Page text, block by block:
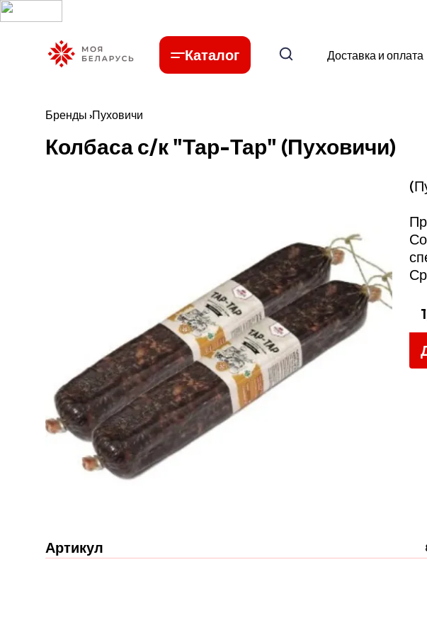
Каталог Доставка и оплата
Бренды ›Пуховичи
Колбаса с/к "Тар-Тар" (Пуховичи)
Артикул